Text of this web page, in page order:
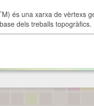
és una xarxa de vèrtexs
dels treballs